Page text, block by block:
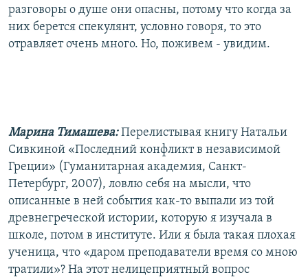
разговоры о душе они опасны, потому что когда за
них берется спекулянт, условно говоря, то это
отравляет очень много. Но, поживем - увидим.
Марина Тимашева:Перелистывая книгу Натальи
Сивкиной «Последний конфликт в независимой
Греции» (Гуманитарная академия, Санкт-
Петербург, 2007), ловлю себя на мысли, что
описанные в ней события как-то выпали из той
древнегреческой истории, которую я изучала в
школе, потом в институте. Или я была такая плохая
ученица, что «даром преподаватели время со мною
тратили»? На этот нелицеприятный вопрос